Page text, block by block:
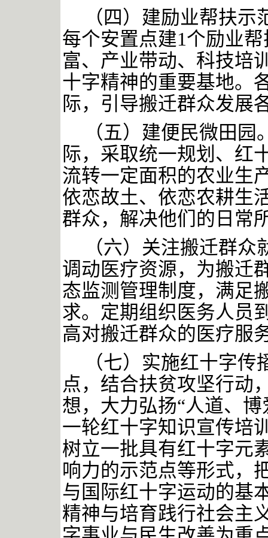
（四）建励业帮扶示
每个安置点建1个励业
富、产业带动、科技培
十字精神的重要基地。
际，引导搬迁群众发展
（五）建便民微田园
际，采取统一规划、红
流转一定面积的农业生
依恋故土、依恋农耕生
群众，解决他们的日常
（六）关注搬迁群众
调动医疗资源，为搬迁
态监测管理制度，满足
求。定期组织医务人员
高对搬迁群众的医疗服
（七）实施红十字
点，结合扶贫攻坚行动
想，大力弘扬“人道、
一轮红十字知识宣传培
树立一批具有红十字元
响力的示范点等形式，
与国际红十字运动的基
精神与培育践行社会主